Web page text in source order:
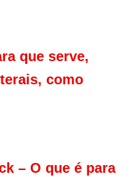
que serve,
como
– O que é para